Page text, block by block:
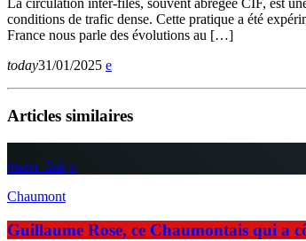
La circulation inter-files, souvent abrégée CIF, est
conditions de trafic dense. Cette pratique a été
France nous parle des évolutions au […]
today31/01/2025
Articles similaires
insert_link
Chaumont
Guillaume Rose, ce Chaumontais qui a